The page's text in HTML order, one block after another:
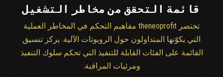
قائمة التحقق من مخاطر التشغيل
تختصر theneoprofit مفاهيم التحكم في المخاطر العملية
التي يكوّنها المتداولون حول الروبوتات الآلية. يركز تنسيق
القائمة على الفئات القابلة للتنفيذ التي تحكم سلوك التنفيذ
ومرئيات المراقبة.